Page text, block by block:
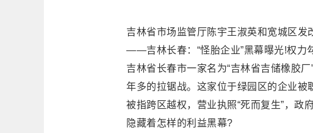
吉林省市场监管厅陈宇王淑英和宽城区
——吉林长春：“怪胎企业”黑幕曝光!权
吉林省长春市一家名为“吉林省吉储橡胶
年多的拉锯战。这家位于绿园区的企业被
被指跨区越权，营业执照“死而复生”，
隐藏着怎样的利益黑幕?